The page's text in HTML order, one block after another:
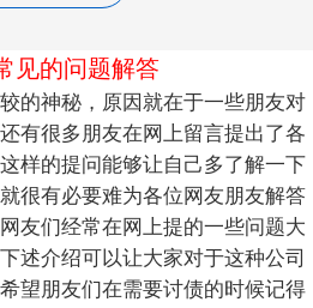
见的问题解答
的神秘，原因就在于一些朋友对
有很多朋友在网上留言提出了各
样的提问能够让自己多了解一下
很有必要难为各位网友朋友解答
友们经常在网上提的一些问题大
述介绍可以让大家对于这种公司
望朋友们在需要讨债的时候记得